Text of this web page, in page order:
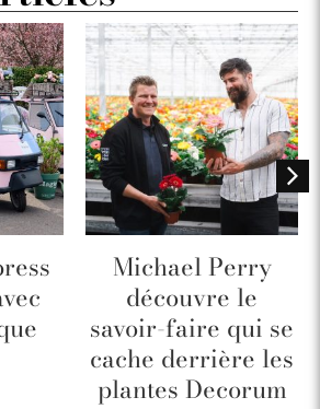
Michael Perry
découvre le
savoir-faire qui se
cache derrière les
plantes Decorum